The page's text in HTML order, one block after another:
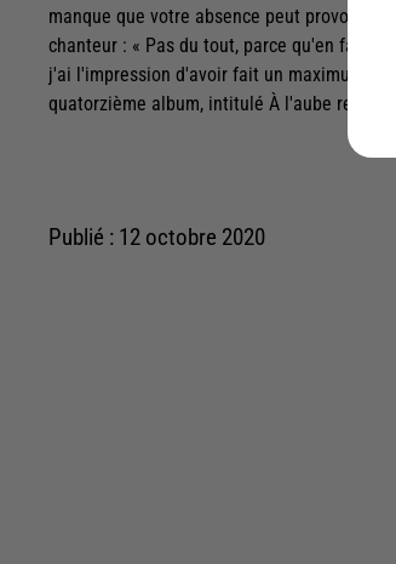
manque que votre absence peut provoquer
chanteur : « Pas du tout, parce qu'en fait,
j'ai l'impression d'avoir fait un maximum
quatorzième album, intitulé À l'aube
Publié : 12 octobre 2020